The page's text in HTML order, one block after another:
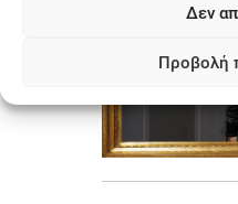
Δεν
Προβολή